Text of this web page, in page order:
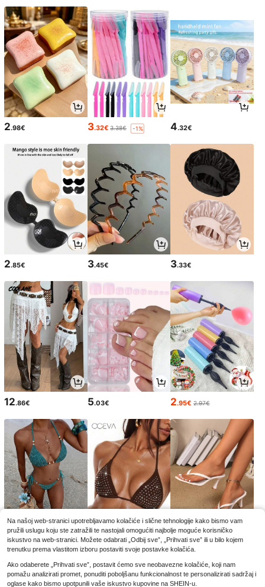
2.98€ 3.32€ 3.38€ -1% 4.32€
2.85€ 3.45€ 3.33€
12.86€ 5.03€ 2.95€ 2.97€
11.84€ 8.49€ 8.99€ -5% 12.81€
Na našoj web-stranici upotrebljavamo kolačiće i slične tehnologije kako bismo vam
pružili uslugu koju ste zatražili te nastojali omogućiti najbolje moguće korisničko
iskustvo na web-stranici. Možete odabrati „Odbij sve”, „Prihvati sve” ili u bilo kojem
trenutku prema vlastitom izboru postaviti svoje postavke kolačića.
Ako odaberete „Prihvati sve”, postavit ćemo sve neobavezne kolačiće, koji nam
pomažu analizirati promet, ponuditi poboljšanu funkcionalnost te personalizirati sadržaj i
oglase kako bismo upotpunili vaše iskustvo kupovine na SHEIN-u.